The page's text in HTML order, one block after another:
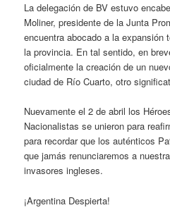
La delegación de BV estuvo
Moliner, presidente de la Junta
encuentra abocado a la expansión
la provincia. En tal sentido, en
oficialmente la creación de un
ciudad de Río Cuarto, otro
Nuevamente el 2 de abril los
Nacionalistas se unieron para
para recordar que los auténticos
que jamás renunciaremos a
invasores ingleses.
¡Argentina Despierta!